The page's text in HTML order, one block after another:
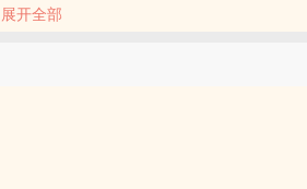
展开全部